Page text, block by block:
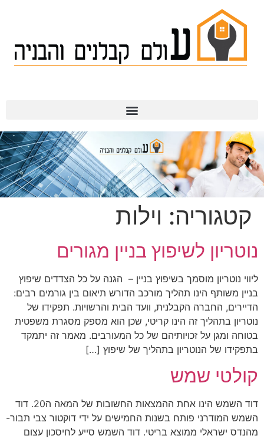
קטגוריה: וילות
נוטריון לשיפוץ בניין מגורים
ליווי נוטריון מוסמך בשיפוץ בניין – הגנה על כל הצדדים שיפוץ
בניין משותף הינו תהליך מורכב הדורש תיאום בין גורמים רבים:
הדיירים, החברה הקבלנית, וועד הבית והרשויות. תפקידו של
נוטריון בתהליך זה הינו קריטי, שכן הוא מספק מסגרת משפטית
בטוחה ומגן על זכויותיהם של כל המעורבים. מאמר זה יתמקד
בתפקידו של הנוטריון בתהליך של שיפוץ […]
קולטי שמש
דוד השמש הינו אחת ההמצאות החשובות של המאה ה20. דוד
השמש המודרני פותח בשנות החמישים על ידי דוקטור צבי תבור-
מהנדס ישראלי ממוצא בריטי. דוד השמש סייע לחיסכון עצום